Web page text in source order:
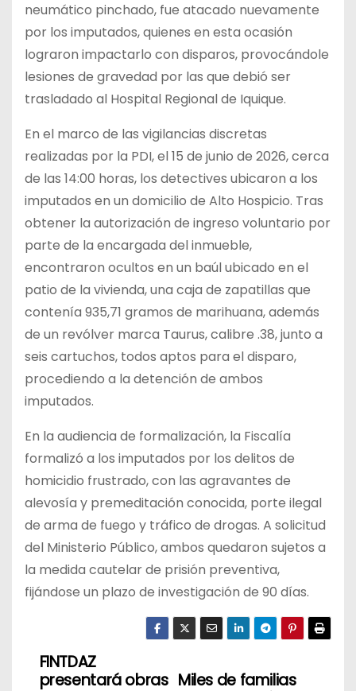
neumático pinchado, fue atacado nuevamente
por los imputados, quienes en esta ocasión
lograron impactarlo con disparos, provocándole
lesiones de gravedad por las que debió ser
trasladado al Hospital Regional de Iquique.
En el marco de las vigilancias discretas
realizadas por la PDI, el 15 de junio de 2026, cerca
de las 14:00 horas, los detectives ubicaron a los
imputados en un domicilio de Alto Hospicio. Tras
obtener la autorización de ingreso voluntario por
parte de la encargada del inmueble,
encontraron ocultos en un baúl ubicado en el
patio de la vivienda, una caja de zapatillas que
contenía 935,71 gramos de marihuana, además
de un revólver marca Taurus, calibre .38, junto a
seis cartuchos, todos aptos para el disparo,
procediendo a la detención de ambos
imputados.
En la audiencia de formalización, la Fiscalía
formalizó a los imputados por los delitos de
homicidio frustrado, con las agravantes de
alevosía y premeditación conocida, porte ilegal
de arma de fuego y tráfico de drogas. A solicitud
del Ministerio Público, ambos quedaron sujetos a
la medida cautelar de prisión preventiva,
fijándose un plazo de investigación de 90 días.
N
Miles de familias
FINTDAZ
presentará obras